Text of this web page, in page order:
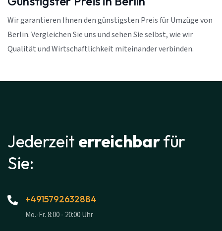
Wir garantieren Ihnen den günstigsten Preis für Umzüge von
Berlin. Vergleichen Sie uns und sehen Sie selbst, wie wir
Qualität und Wirtschaftlichkeit miteinander verbinden.
Jederzeit erreichbarfür
Sie:
+4915792632884
Mo.-Fr. 8:00 - 20:00 Uhr